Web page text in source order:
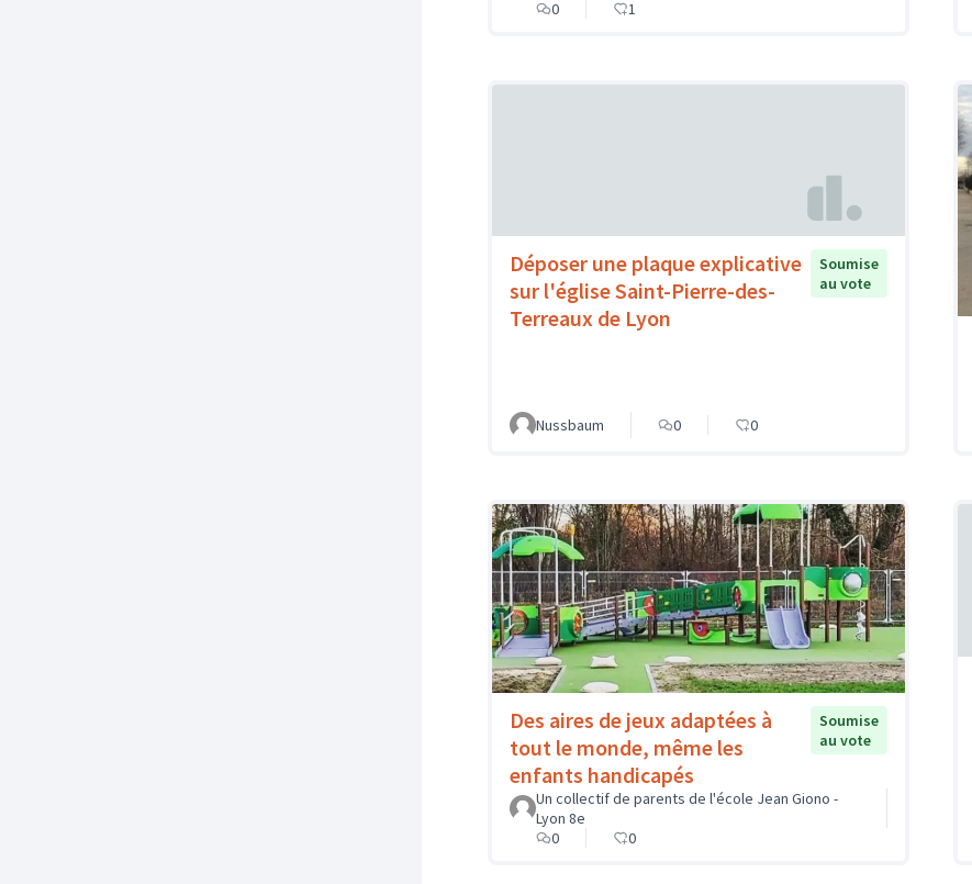
0
1
Déposer une plaque explicative
sur l'église Saint-Pierre-des-
Terreaux de Lyon
Soumise
au vote
Nussbaum 0 0
Des aires de jeux adaptées à
tout le monde, même les
enfants handicapés
Soumise
au vote
Un collectif de parents de l'école Jean Giono -
Lyon 8e
0
0